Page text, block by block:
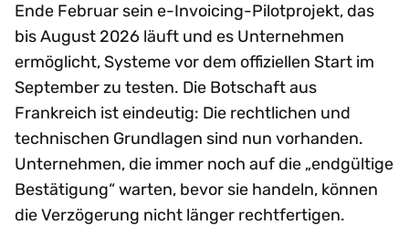
Ende Februar sein e-Invoicing-Pilotprojekt, das
bis August 2026 läuft und es Unternehmen
ermöglicht, Systeme vor dem offiziellen Start im
September zu testen. Die Botschaft aus
Frankreich ist eindeutig: Die rechtlichen und
technischen Grundlagen sind nun vorhanden.
Unternehmen, die immer noch auf die „endgültige
Bestätigung“ warten, bevor sie handeln, können
die Verzögerung nicht länger rechtfertigen.